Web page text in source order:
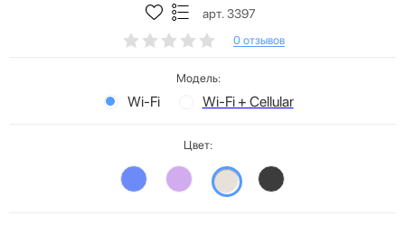
арт. 3397
0 отзывов
Модель:
Wi-Fi Wi-Fi + Cellular
Цвет: